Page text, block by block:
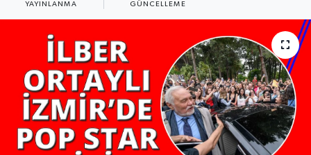
YAYINLANMA GÜNCELLEME
YAŞAM